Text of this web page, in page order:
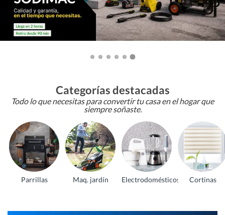
Categorías destacadas
Todo lo que necesitas para convertir tu casa en el hogar que
siempre soñaste.
Parrillas Maq. jardín Electrodomésticos Cortinas